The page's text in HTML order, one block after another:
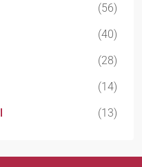
(56)
(40)
(28)
(14)
(13)